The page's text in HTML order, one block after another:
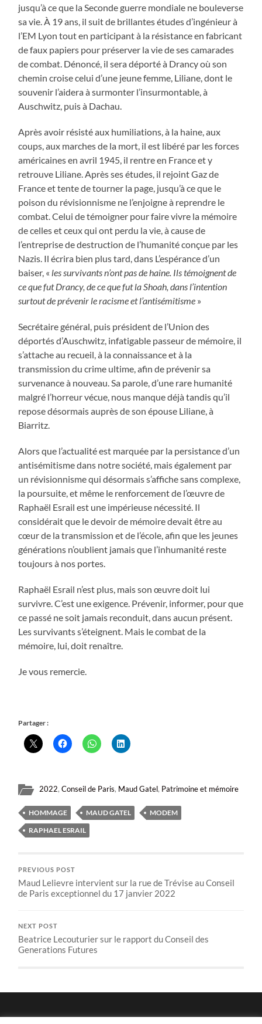
jusqu’à ce que la Seconde guerre mondiale ne bouleverse
sa vie. À 19 ans, il suit de brillantes études d’ingénieur à
l’EM Lyon tout en participant à la résistance en fabricant
de faux papiers pour préserver la vie de ses camarades
de combat. Dénoncé, il sera déporté à Drancy où son
chemin croise celui d’une jeune femme, Liliane, dont le
souvenir l’aidera à surmonter l’insurmontable, à
Auschwitz, puis à Dachau.
Après avoir résisté aux humiliations, à la haine, aux
coups, aux marches de la mort, il est libéré par les forces
américaines en avril 1945, il rentre en France et y
retrouve Liliane. Après ses études, il rejoint Gaz de
France et tente de tourner la page, jusqu’à ce que le
poison du révisionnisme ne l’enjoigne à reprendre le
combat. Celui de témoigner pour faire vivre la mémoire
de celles et ceux qui ont perdu la vie, à cause de
l’entreprise de destruction de l’humanité conçue par les
Nazis. Il écrira bien plus tard, dans L’espérance d’un
baiser, « les survivants n’ont pas de haine. Ils témoignent de
ce que fut Drancy, de ce que fut la Shoah, dans l’intention
surtout de prévenir le racisme et l’antisémitisme »
Secrétaire général, puis président de l’Union des
déportés d’Auschwitz, infatigable passeur de mémoire, il
s’attache au recueil, à la connaissance et à la
transmission du crime ultime, afin de prévenir sa
survenance à nouveau. Sa parole, d’une rare humanité
malgré l’horreur vécue, nous manque déjà tandis qu’il
repose désormais auprès de son épouse Liliane, à
Biarritz.
Alors que l’actualité est marquée par la persistance d’un
antisémitisme dans notre société, mais également par
un révisionnisme qui désormais s’affiche sans complexe,
la poursuite, et même le renforcement de l’œuvre de
Raphaël Esrail est une impérieuse nécessité. Il
considérait que le devoir de mémoire devait être au
cœur de la transmission et de l’école, afin que les jeunes
générations n’oublient jamais que l’inhumanité reste
toujours à nos portes.
Raphaël Esrail n’est plus, mais son œuvre doit lui
survivre. C’est une exigence. Prévenir, informer, pour que
ce passé ne soit jamais reconduit, dans aucun présent.
Les survivants s’éteignent. Mais le combat de la
mémoire, lui, doit renaître.
Je vous remercie.
Partager :
2022,Conseil de Paris, Maud Gatel, Patrimoine et mémoire
HOMMAGE MAUD GATEL
MODEM
RAPHAEL ESRAIL
PREVIOUS POST
Maud Lelievre intervient sur la rue de Trévise au Conseil
de Paris exceptionnel du 17 janvier 2022
NEXT POST
Beatrice Lecouturier sur le rapport du Conseil des
Generations Futures